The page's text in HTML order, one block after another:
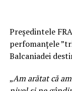
Preşedintele
perfomanţele
Balcaniadei
„Am arătat că